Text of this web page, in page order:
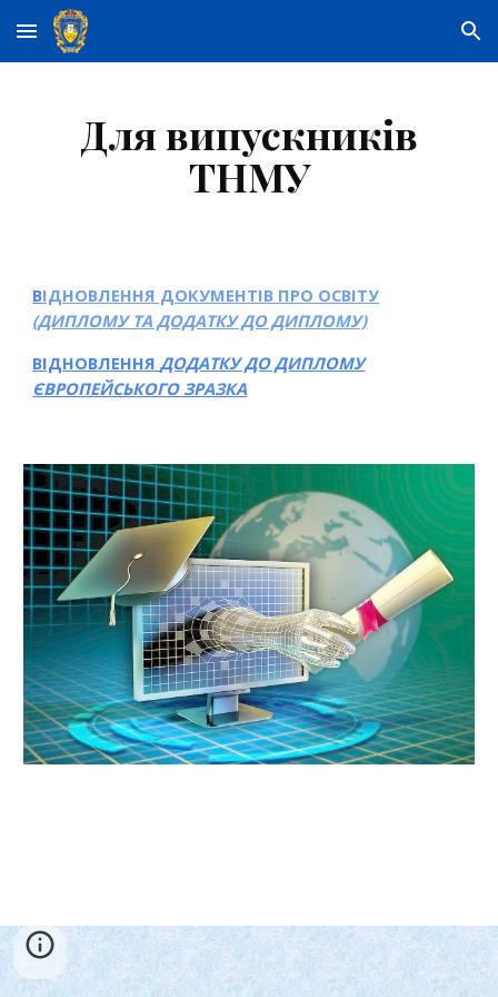
Skip to main content Skip to navigation
Для випускників
ТНМУ
ВІДНОВЛЕННЯ ДОКУМЕНТІВ ПРО ОСВІТУ
(ДИПЛОМУ ТА ДОДАТКУ ДО ДИПЛОМУ)
ВІДНОВЛЕННЯДОДАТКУ ДО ДИПЛОМУ
ЄВРОПЕЙСЬКОГО ЗРАЗКА